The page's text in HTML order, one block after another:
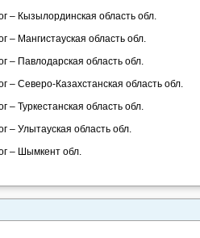
– Кызылординская область обл.
– Мангистауская область обл.
– Павлодарская область обл.
– Северо-Казахстанская область обл.
– Туркестанская область обл.
– Улытауская область обл.
– Шымкент обл.